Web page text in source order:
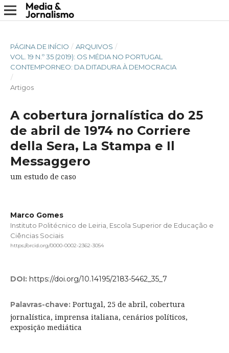
PÁGINA DE INÍCIO / ARQUIVOS /
VOL. 19 N.º 35 (2019): OS MÉDIA NO PORTUGAL
CONTEMPORNEO: DA DITADURA À DEMOCRACIA
/
Artigos
A cobertura jornalística do 25
de abril de 1974 no Corriere
della Sera, La Stampa e Il
Messaggero
um estudo de caso
Marco Gomes
Instituto Politécnico de Leiria, Escola Superior de Educação e
Ciências Sociais
https://orcid.org/0000-0002-2362-3054
DOI: https://doi.org/10.14195/2183-5462_35_7
Palavras-chave: Portugal, 25 de abril, cobertura
jornalística, imprensa italiana, cenários políticos,
exposição mediática